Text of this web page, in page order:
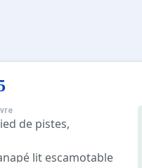
de pistes,
lit escamotable